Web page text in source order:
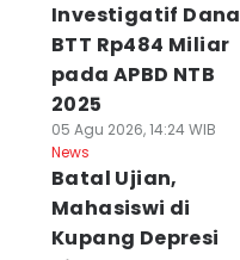
Investigatif Dana
BTT Rp484 Miliar
pada APBD NTB
2025
05 Agu 2026, 14:24 WIB
News
Batal Ujian,
Mahasiswi di
Kupang Depresi